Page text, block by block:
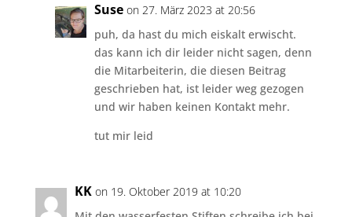
Suse on 27. März 2023 at 20:56
puh, da hast du mich eiskalt erwischt.
das kann ich dir leider nicht sagen, denn
die Mitarbeiterin, die diesen Beitrag
geschrieben hat, ist leider weg gezogen
und wir haben keinen Kontakt mehr.
tut mir leid
KK on 19. Oktober 2019 at 10:20